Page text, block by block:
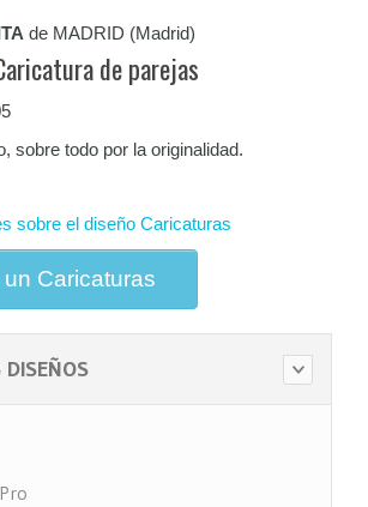
de MADRID (Madrid)
de parejas
sobre todo por la originalidad.
sobre el diseño Caricaturas
Caricaturas
DISEÑOS